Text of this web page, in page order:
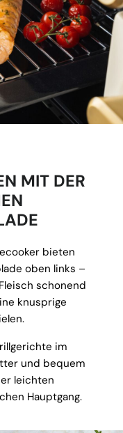
MIT DER
bieten
oben links –
schonend
knusprige
im
und bequem
leichten
Hauptgang.